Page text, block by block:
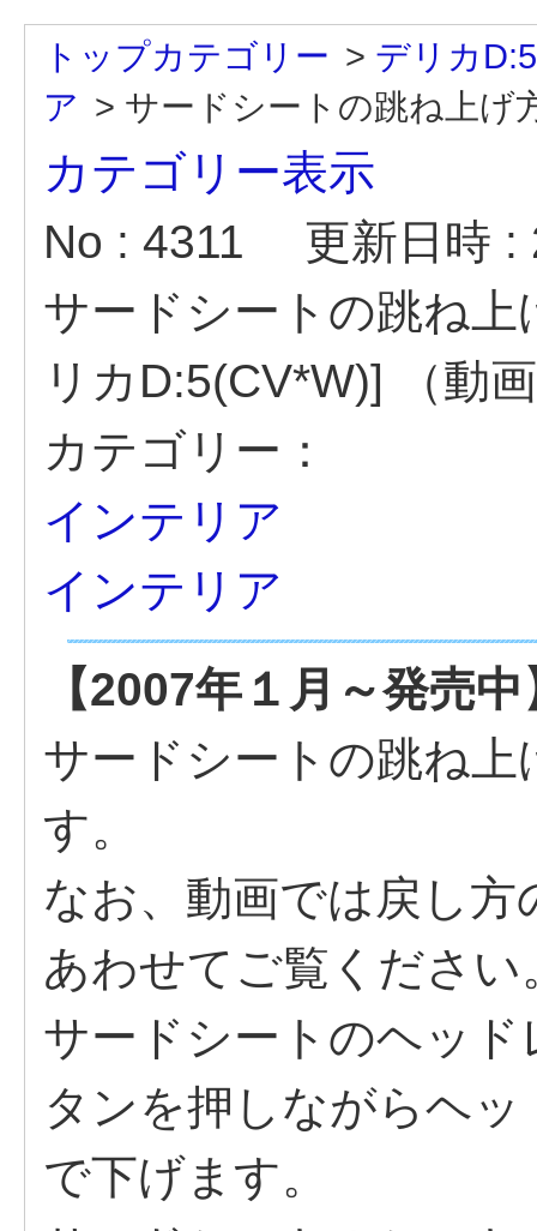
トップカテゴリー > デリカD:5
ア > サードシートの跳ね上げ
カテゴリー表示
No : 4311
更新日時 :
サードシートの跳ね
リカD:5(CV*W)] （動
カテゴリー：
インテリア
インテリア
【2007年１月～発売中
サードシートの跳ね
す。
なお、動画では戻し
あわせてご覧ください
サードシートのヘッ
タンを押しながらヘ
で下げます。